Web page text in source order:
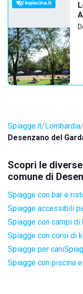
Spiagge.it Lombardia
Desenzano del
Scopri le
comune di
Spiagge con bar e
Spiagge accessibili
Spiagge con campi
Spiagge con corsi di
Spiagge per cani
Spiagge con piscina